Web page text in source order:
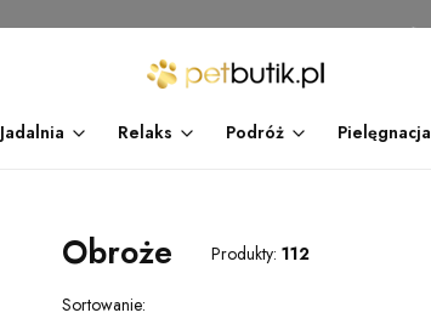
Jadalnia Relaks Podróż Pielęgnacja
Obroże Produkty: 112
Lista produktów
Sortowanie: